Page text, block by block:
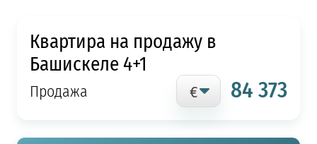
Квартира на продажу в
Башискеле 4+1
Продажа 84 373